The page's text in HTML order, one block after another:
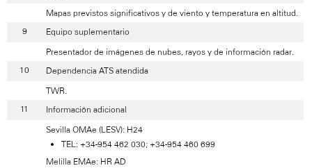
Mapas previstos significativos y de viento y temperatura en altitud.
Equipo suplementario
Presentador de imágenes de nubes, rayos y de información radar.
Dependencia ATS atendida
TWR.
Información adicional
Sevilla OMAe (LESV): H24
TEL: +34-954 462 030; +34-954 460 699
Melilla EMAe: HR AD